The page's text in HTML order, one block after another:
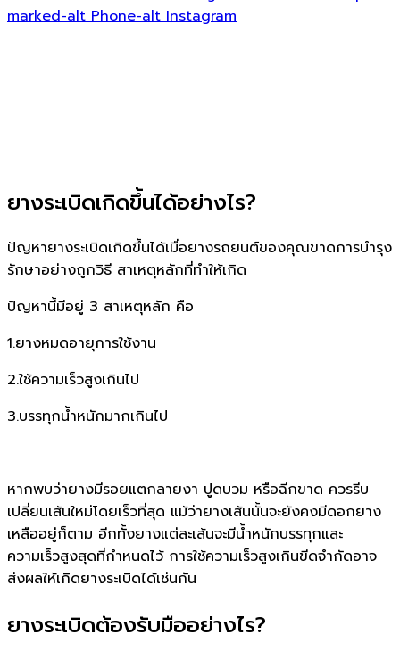
marked-alt Phone-alt Instagram
ยางระเบิดเกิดขึ้นได้อย่างไร?
ปัญหายางระเบิดเกิดขึ้นได้เมื่อยางรถยนต์ของคุณขาดการบำรุง
รักษาอย่างถูกวิธี สาเหตุหลักที่ทำให้เกิด
ปัญหานี้มีอยู่ 3 สาเหตุหลัก คือ
1.ยางหมดอายุการใช้งาน
2.ใช้ความเร็วสูงเกินไป
3.บรรทุกน้ำหนักมากเกินไป
หากพบว่ายางมีรอยแตกลายงา ปูดบวม หรือฉีกขาด ควรรีบ
เปลี่ยนเส้นใหม่โดยเร็วที่สุด แม้ว่ายางเส้นนั้นจะยังคงมีดอกยาง
เหลืออยู่ก็ตาม อีกทั้งยางแต่ละเส้นจะมีน้ำหนักบรรทุกและ
ความเร็วสูงสุดที่กำหนดไว้ การใช้ความเร็วสูงเกินขีดจำกัดอาจ
ส่งผลให้เกิดยางระเบิดได้เช่นกัน
ยางระเบิดต้องรับมืออย่างไร?